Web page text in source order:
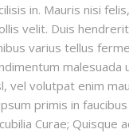
in. Mauris nisi
velit. Duis
varius tellus
malesuada
vel volutpat enim
primis in
Curae; Quisque